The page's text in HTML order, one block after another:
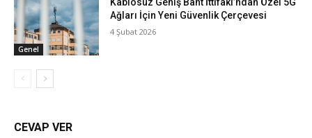
Genel
Kablosuz Geniş Bant İttifakı’ndan Özel 5G
Ağları İçin Yeni Güvenlik Çerçevesi
4 Şubat 2026
CEVAP VER